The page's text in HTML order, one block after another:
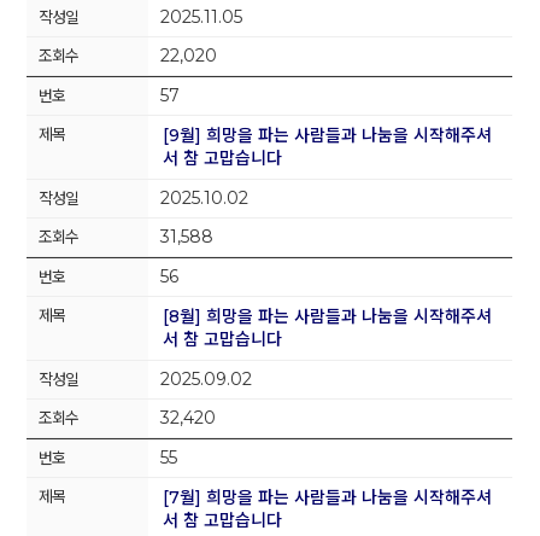
2025.11.05
22,020
57
[9월] 희망을 파는 사람들과 나눔을 시작해주셔
서 참 고맙습니다
2025.10.02
31,588
56
[8월] 희망을 파는 사람들과 나눔을 시작해주셔
서 참 고맙습니다
2025.09.02
32,420
55
[7월] 희망을 파는 사람들과 나눔을 시작해주셔
서 참 고맙습니다